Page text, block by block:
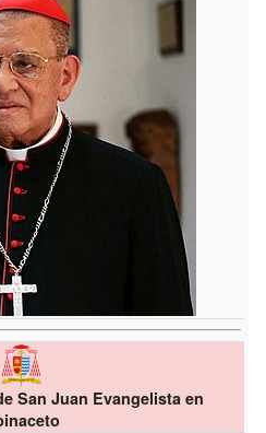
San Juan Evangelista en